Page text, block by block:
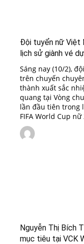
Đội tuyển nữ Việt
lịch sử giành vé
Sáng nay (10/2),
trên chuyến
thành xuất sắc
quang tại Vòng
lần đầu tiên trong
FIFA World Cup nữ
Nguyễn Thị Bích
mục tiêu tại VCK